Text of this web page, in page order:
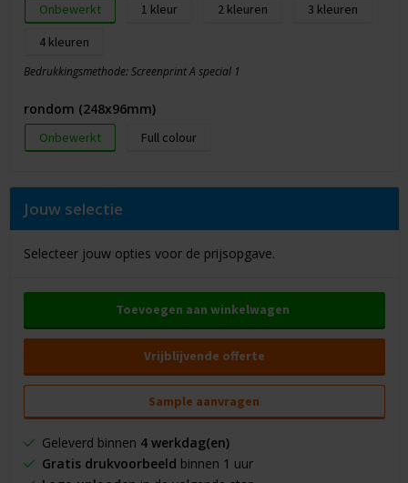
Onbewerkt 1 2
3
4
Bedrukkingsmethode: Screenprint A special 1
rondom (248x96mm)
Onbewerkt Full colour
Jouw selectie
Selecteer jouw opties voor de prijsopgave.
Toevoegen aan winkelwagen
Vrijblijvende offerte
Sample aanvragen
Geleverd binnen 4 werkdag(en)
Gratis drukvoorbeeld binnen 1 uur